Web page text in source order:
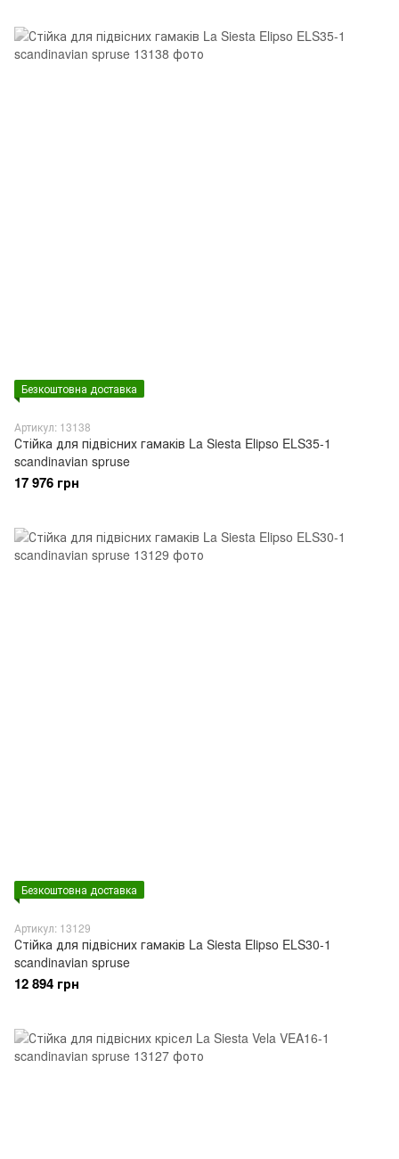
Безкоштовна доставка
Артикул: 13138
Стійка для підвісних гамаків La Siesta Elipso ELS35-1
scandinavian spruse
17 976 грн
Безкоштовна доставка
Артикул: 13129
Стійка для підвісних гамаків La Siesta Elipso ELS30-1
scandinavian spruse
12 894 грн